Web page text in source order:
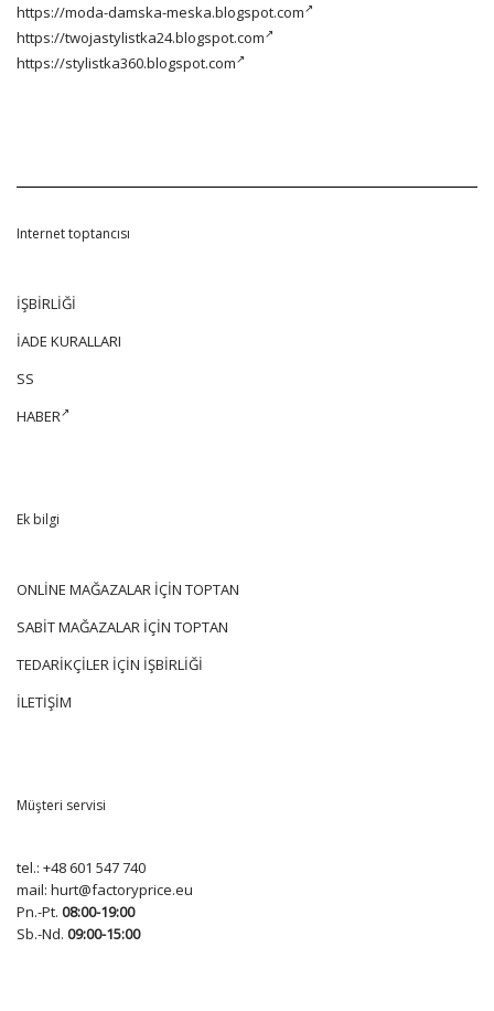
https://moda-damska-meska.blogspot.com
https://twojastylistka24.blogspot.com
https://stylistka360.blogspot.com
Internet toptancısı
İŞBİRLİĞİ
İADE KURALLARI
SS
HABER
Ek bilgi
ONLİNE MAĞAZALAR İÇİN TOPTAN
SABİT MAĞAZALAR İÇİN TOPTAN
TEDARİKÇİLER İÇİN İŞBİRLİĞİ
İLETİŞİM
Müşteri servisi
tel.: +48 601 547 740
mail: hurt@factoryprice.eu
Pn.-Pt. 08:00-19:00
Sb.-Nd. 09:00-15:00